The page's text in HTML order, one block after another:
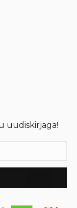
uudiskirjaga!